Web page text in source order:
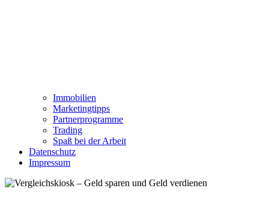
Immobilien
Marketingtipps
Partnerprogramme
Trading
Spaß bei der Arbeit
Datenschutz
Impressum